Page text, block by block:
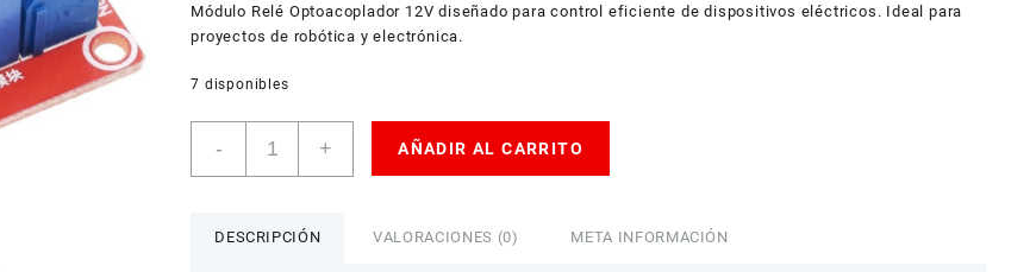
American Dollar
Módulo Relé Optoacoplador 12V diseñado para control eficiente de dispositivos eléctricos. Ideal para
proyectos de robótica y electrónica.
7 disponibles
-
Relé
Canal
+ AÑADIR AL CARRITO
DESCRIPCIÓN VALORACIONES (0) META INFORMACIÓN